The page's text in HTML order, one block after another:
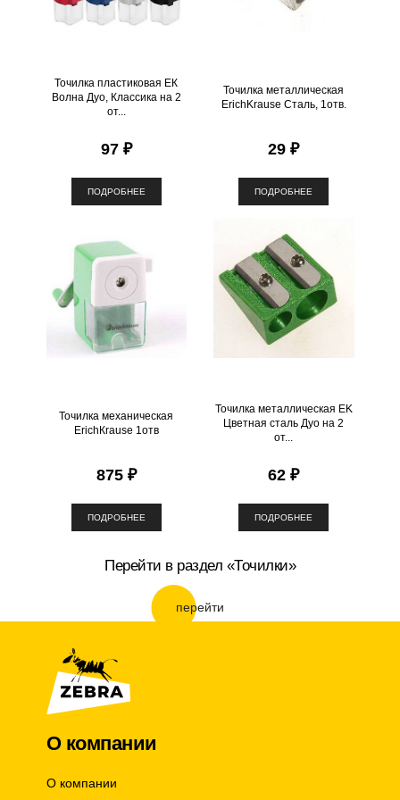
Точилка пластиковая ЕК
Волна Дуо, Классика на 2
от...
97 ₽
ПОДРОБНЕЕ
Точилка металлическая
ErichKrause Сталь, 1отв.
29 ₽
ПОДРОБНЕЕ
Точилка механическая
ЕrichКrause 1отв
875 ₽
ПОДРОБНЕЕ
Точилка металлическая EK
Цветная сталь Дуо на 2
от...
62 ₽
ПОДРОБНЕЕ
Перейти в раздел «Точилки»
перейти
О компании
О компании